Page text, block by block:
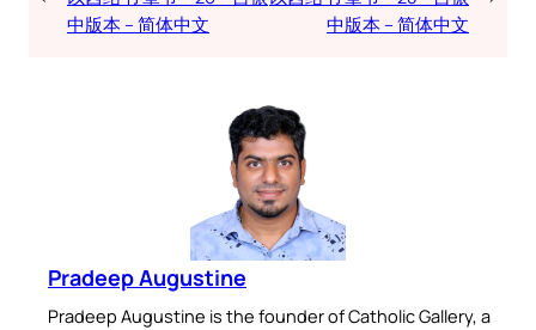
中版本 – 简体中文
中版本 – 简体中文
Pradeep Augustine
Pradeep Augustine is the founder of Catholic Gallery, a